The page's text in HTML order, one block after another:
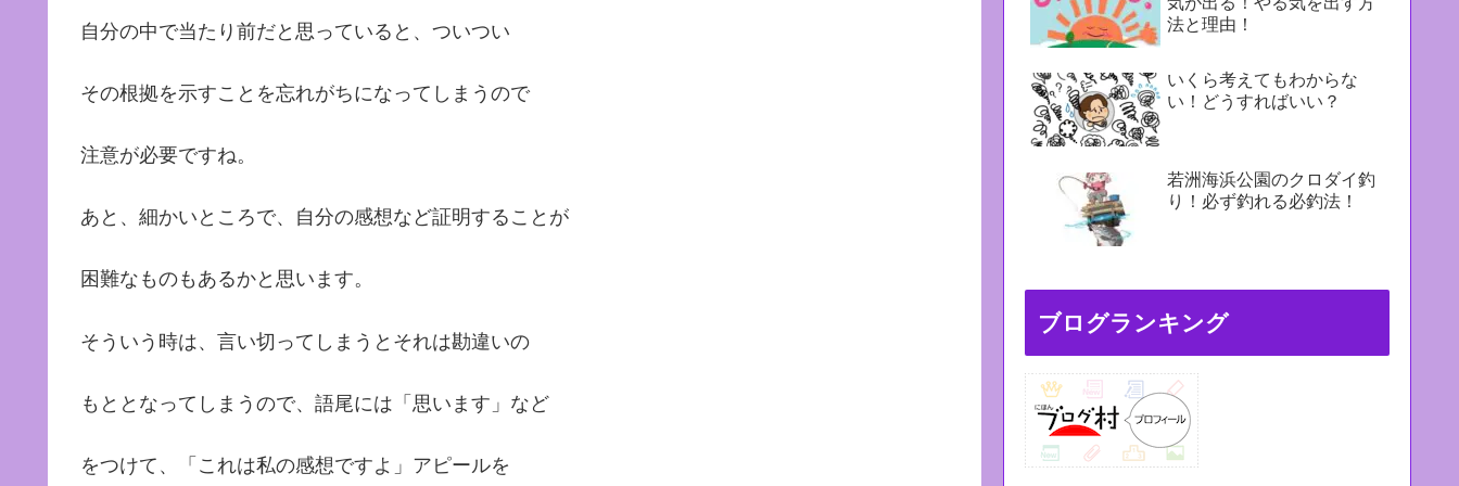
自分の中で当たり前だと思っていると、ついつい
その根拠を示すことを忘れがちになってしまうので
注意が必要ですね。
あと、細かいところで、自分の感想など証明することが
困難なものもあるかと思います。
そういう時は、言い切ってしまうとそれは勘違いの
もととなってしまうので、語尾には「思います」など
をつけて、「これは私の感想ですよ」アピールを
法と理由！
いくら考えてもわからな
い！どうすればいい？
若洲海浜公園のクロダイ釣
り！必ず釣れる必釣法！
ブログランキング